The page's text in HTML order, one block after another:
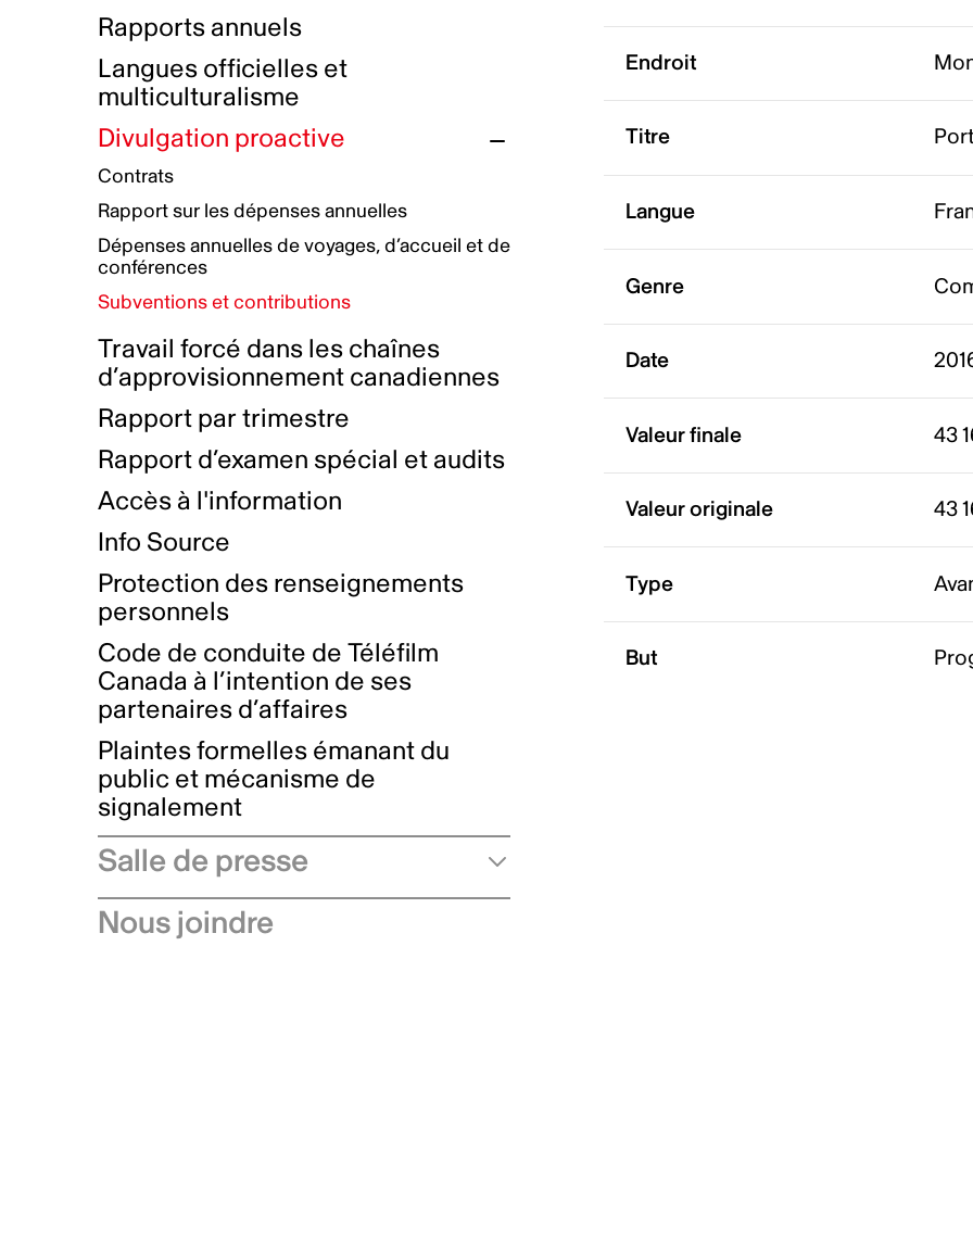
Initiatives autochtones
Plan de réconciliation autochtone
Groupe de travail autochtone
Principes directeurs sur le
harcèlement
Plan d’action pour la parité
Plan d'équité, de diversité,
d'inclusion et d'accessibilité
Boîte à outils pour le récit authentique
Collecte de données et l’auto-identification
Plan d'accessibilité
Rémunération et avantages
Prix et certifications
Nos valeurs d’entreprise
Rapports annuels
Langues officielles et
multiculturalisme
Divulgation proactive
Contrats
Rapport sur les dépenses annuelles
Dépenses annuelles de voyages, d’accueil et de
conférences
Subventions et contributions
Travail forcé dans les chaînes
d’approvisionnement canadiennes
Rapport par trimestre
Rapport d’examen spécial et audits
Accès à l'information
Info Source
Protection des renseignements
personnels
Code de conduite de Téléfilm
Canada à l’intention de ses
partenaires d’affaires
Plaintes formelles émanant du
public et mécanisme de
signalement
Salle de presse
Communiqués de presse
Nous joindre
Endroit
Titre
Langue
Genre
Date
Valeur finale 43
Valeur originale 43
Type
But